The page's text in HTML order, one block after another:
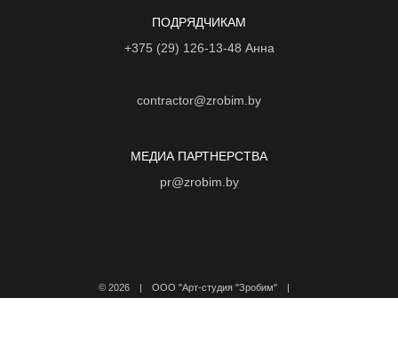
ПОДРЯДЧИКАМ
+375 (29) 126-13-48 Анна
contractor@zrobim.by
МЕДИА ПАРТНЕРСТВА
pr@zrobim.by
© 2026 | ООО "Арт-студия "Зробим" |